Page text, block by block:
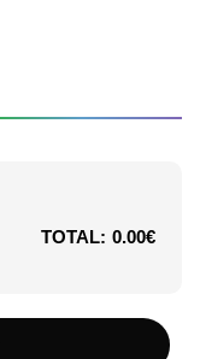
TOTAL: 0.00€